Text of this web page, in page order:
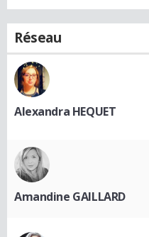
Réseau
Alexandra HEQUET
Amandine GAILLARD